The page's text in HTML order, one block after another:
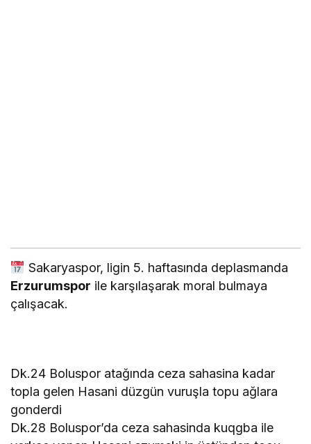
Sakaryaspor, ligin 5. haftasında deplasmanda
Erzurumspor ile karşılaşarak moral bulmaya
çalışacak.
Dk.24 Boluspor atağında ceza sahasina kadar
topla gelen Hasani düzgün vuruşla topu ağlara
gonderdi
Dk.28 Boluspor’da ceza sahasinda kuqgba ile